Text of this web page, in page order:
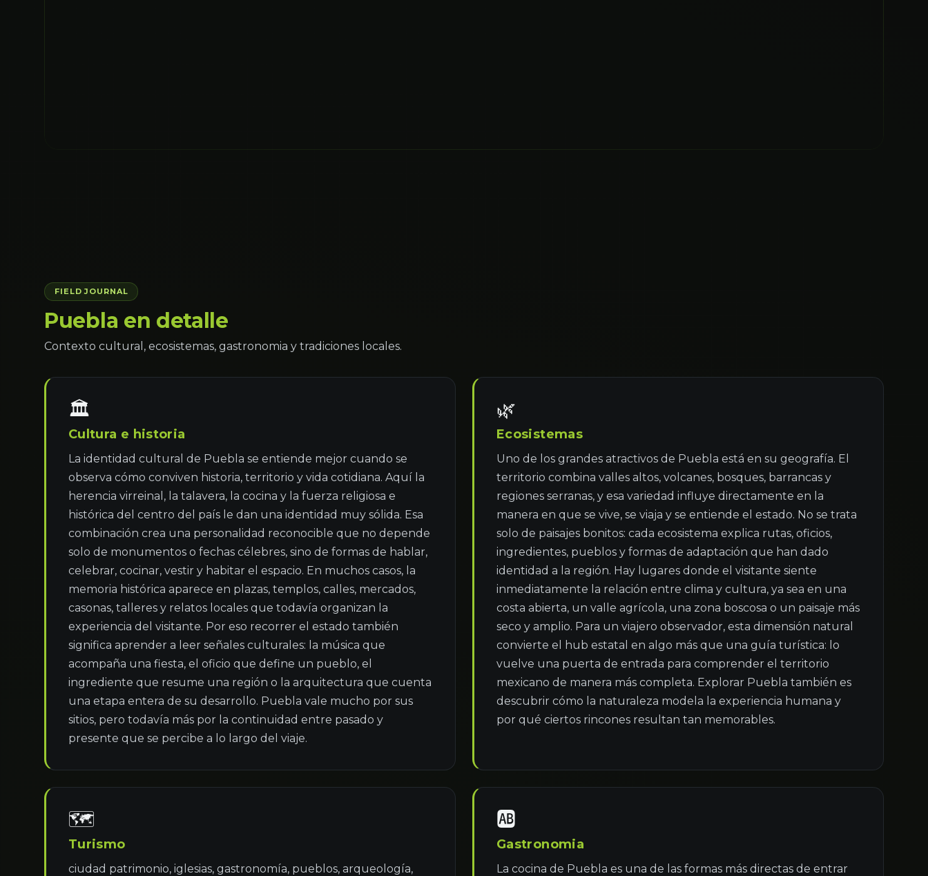
FIELD JOURNAL
Puebla en detalle
Contexto cultural, ecosistemas, gastronomia y tradiciones locales.
🏛
Cultura e historia
La identidad cultural de Puebla se entiende mejor cuando se
observa cómo conviven historia, territorio y vida cotidiana. Aquí la
herencia virreinal, la talavera, la cocina y la fuerza religiosa e
histórica del centro del país le dan una identidad muy sólida. Esa
combinación crea una personalidad reconocible que no depende
solo de monumentos o fechas célebres, sino de formas de hablar,
celebrar, cocinar, vestir y habitar el espacio. En muchos casos, la
memoria histórica aparece en plazas, templos, calles, mercados,
casonas, talleres y relatos locales que todavía organizan la
experiencia del visitante. Por eso recorrer el estado también
significa aprender a leer señales culturales: la música que
acompaña una fiesta, el oficio que define un pueblo, el
ingrediente que resume una región o la arquitectura que cuenta
una etapa entera de su desarrollo. Puebla vale mucho por sus
sitios, pero todavía más por la continuidad entre pasado y
presente que se percibe a lo largo del viaje.
🌿
Ecosistemas
Uno de los grandes atractivos de Puebla está en su geografía. El
territorio combina valles altos, volcanes, bosques, barrancas y
regiones serranas, y esa variedad influye directamente en la
manera en que se vive, se viaja y se entiende el estado. No se trata
solo de paisajes bonitos: cada ecosistema explica rutas, oficios,
ingredientes, pueblos y formas de adaptación que han dado
identidad a la región. Hay lugares donde el visitante siente
inmediatamente la relación entre clima y cultura, ya sea en una
costa abierta, un valle agrícola, una zona boscosa o un paisaje más
seco y amplio. Para un viajero observador, esta dimensión natural
convierte el hub estatal en algo más que una guía turística: lo
vuelve una puerta de entrada para comprender el territorio
mexicano de manera más completa. Explorar Puebla también es
descubrir cómo la naturaleza modela la experiencia humana y
por qué ciertos rincones resultan tan memorables.
🗺
Turismo
ciudad patrimonio, iglesias, gastronomía, pueblos, arqueología,
🆎
Gastronomia
La cocina de Puebla es una de las formas más directas de entrar